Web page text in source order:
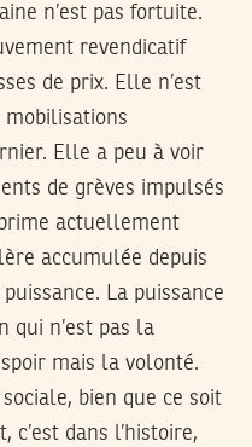
n’est pas fortuite.
revendicatif
de prix. Elle n’est
mobilisations
Elle a peu à voir
de grèves impulsés
actuellement
accumulée depuis
La puissance
qui n’est pas la
mais la volonté.
bien que ce soit
c’est dans l’histoire,